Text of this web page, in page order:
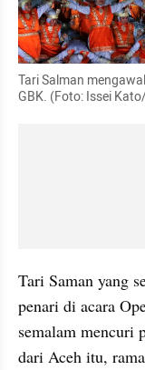
Tari Salman
GBK. (Foto: Issei
Tari Saman yang
penari di acara
semalam mencuri
dari Aceh itu,